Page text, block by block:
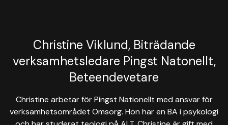
Christine Viklund, Biträdande
verksamhetsledare Pingst Natonellt,
Beteendevetare
Christine arbetar för Pingst Nationellt med ansvar för
verksamhetsområdet Omsorg. Hon har en BA i psykologi